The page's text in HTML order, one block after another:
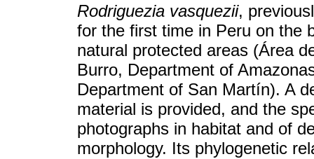
Rodriguezia vasquezii,
for the first time in Peru on the
natural protected areas (Área
Burro, Department of
Department of San Martín). A
material is provided, and the
photographs in habitat and of
morphology. Its phylogenetic